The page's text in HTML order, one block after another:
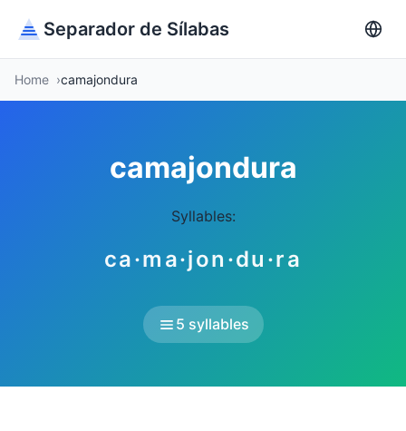
Separador de Sílabas
Home camajondura
camajondura
Syllables:
ca·ma·jon·du·ra
5 syllables